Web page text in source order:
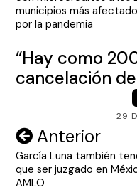
entradas
municipios más
por la pandemia
“Hay como
cancelación
29
Navegación
de
Anterior
García Luna también
que ser juzgado en
AMLO